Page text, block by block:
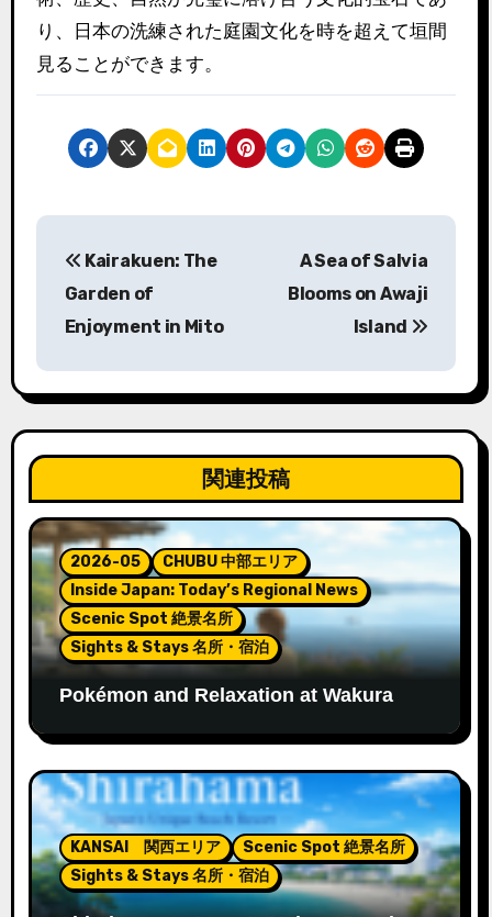
り、日本の洗練された庭園文化を時を超えて垣間
見ることができます。
稿
ナ
ビ
ゲ
ー
シ
ョ
ン
Kairakuen: The
Garden of
Enjoyment in Mito
A Sea of Salvia
Blooms on Awaji
Island
関連投稿
2026-05
CHUBU 中部エリア
Inside Japan: Today’s Regional News
Scenic Spot 絶景名所
Sights & Stays 名所・宿泊
Pokémon and Relaxation at Wakura
KANSAI 関西エリア
Scenic Spot 絶景名所
Sights & Stays 名所・宿泊